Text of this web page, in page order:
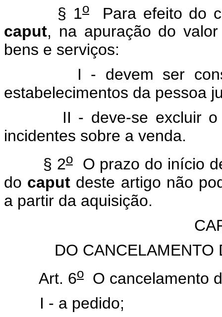
§ 1oPara efeito do
caput, na apuração do
bens e serviços:
I - devem ser
estabelecimentos da pessoa
II - deve-se excluir o
incidentes sobre a venda.
§ 2oO prazo do início
do caput deste artigo não
a partir da aquisição.
DO CANCELAMENTO
Art. 6o O cancelamento
I - a pedido;